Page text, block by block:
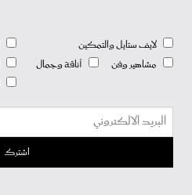
لايف ستايل والتمكين
مشاهير وفن
أناقة وجمال